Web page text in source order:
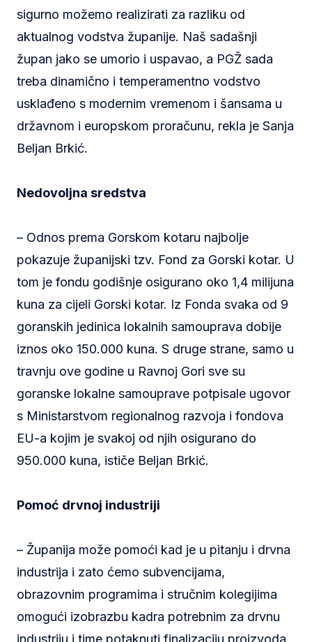
sigurno možemo realizirati za razliku od
aktualnog vodstva županije. Naš sadašnji
župan jako se umorio i uspavao, a PGŽ sada
treba dinamično i temperamentno vodstvo
usklađeno s modernim vremenom i šansama u
državnom i europskom proračunu, rekla je Sanja
Beljan Brkić.
Nedovoljna sredstva
– Odnos prema Gorskom kotaru najbolje
pokazuje županijski tzv. Fond za Gorski kotar. U
tom je fondu godišnje osigurano oko 1,4 milijuna
kuna za cijeli Gorski kotar. Iz Fonda svaka od 9
goranskih jedinica lokalnih samouprava dobije
iznos oko 150.000 kuna. S druge strane, samo u
travnju ove godine u Ravnoj Gori sve su
goranske lokalne samouprave potpisale ugovor
s Ministarstvom regionalnog razvoja i fondova
EU-a kojim je svakoj od njih osigurano do
950.000 kuna, ističe Beljan Brkić.
Pomoć drvnoj industriji
– Županija može pomoći kad je u pitanju i drvna
industrija i zato ćemo subvencijama,
obrazovnim programima i stručnim kolegijima
omogući izobrazbu kadra potrebnim za drvnu
industriju i time potaknuti finalizaciju proizvoda,